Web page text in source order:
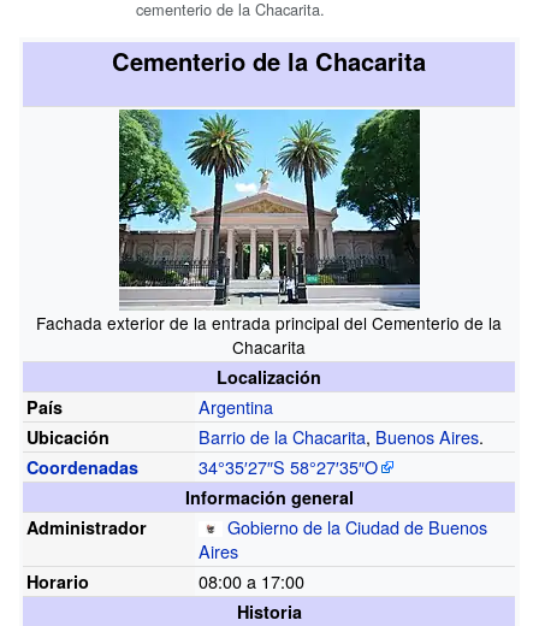
cementerio de la Chacarita.
Cementerio de la Chacarita
Fachada exterior de la entrada principal del Cementerio de la
Chacarita
Localización
País
Argentina
Ubicación Barrio de la Chacarita, Buenos Aires.
Coordenadas 34°35′27″S58°27′35″O
Información general
Administrador
Gobierno de la Ciudad de Buenos
Aires
Horario 08:00 a 17:00
Historia